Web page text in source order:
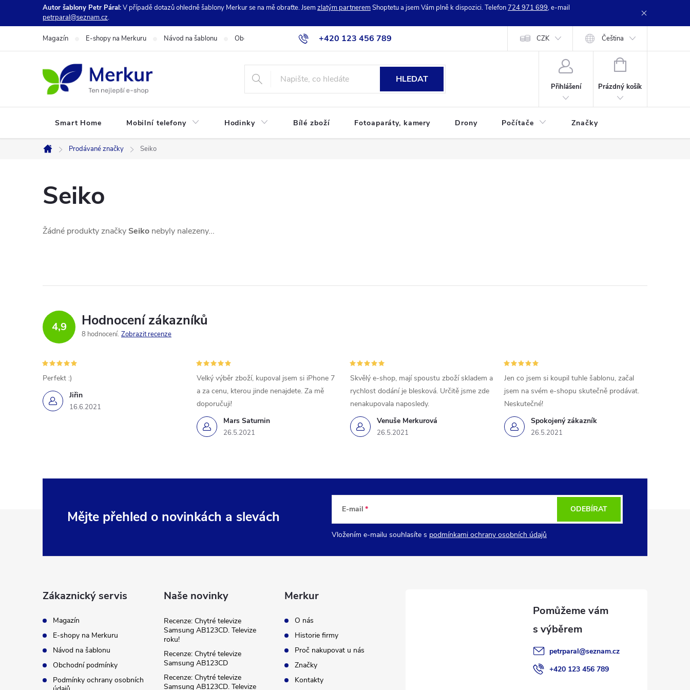
Autor šablony Petr Páral:V případě dotazů ohledně šablony Merkur se na mě obraťte. Jsemzlatým partneremShoptetu a jsem Vám plně k dispozici. Telefon724 971 699, e-mail
petrparal@seznam.cz.
+420 123 456 789
Magazín E-shopy na Merkuru Návod na šablonu Obchodní podmínky Podmínky ochrany osobních údajů Kontakty Hodnocení obchodu
CZK Čeština
HLEDAT
Přihlášení
NÁKUPNÍ
Prázdný košík
Smart Home Mobilní telefony Hodinky Bílé zboží Fotoaparáty, kamery Drony Počítače Značky
Domů
Prodávané značky Seiko
Seiko
Žádné produkty značky Seiko nebyly nalezeny...
4,9 Hodnocení zákazníků
8 hodnocení Zobrazit recenze
Jiřin
16.6.2021
Perfekt :)
Mars Saturnin
26.5.2021
Velký výběr zboží, kupoval jsem si iPhone 7
a za cenu, kterou jinde nenajdete. Za mě
doporučuji!
Venuše Merkurová
26.5.2021
Skvělý e-shop, mají spoustu zboží skladem a
rychlost dodání je blesková. Určitě jsme zde
nenakupovala naposledy.
Spokojený zákazník
26.5.2021
Jen co jsem si koupil tuhle šablonu, začal
jsem na svém e-shopu skutečně prodávat.
Neskutečné!
Mějte přehled o novinkách a slevách E-mail
Vložením e-mailu souhlasíte s podmínkami ochrany osobních údajů
ODEBÍRAT
Zákaznický servis
Magazín
E-shopy na Merkuru
Návod na šablonu
Obchodní podmínky
Podmínky ochrany osobních
Naše novinky
Recenze: Chytré televize
Samsung AB123CD. Televize
roku!
Recenze: Chytré televize
Samsung AB123CD
Recenze: Chytré televize
Samsung AB123CD. Televize
Merkur
O nás
Historie firmy
Proč nakupovat u nás
Značky
Kontakty
petrparal@seznam.cz
+420 123 456 789